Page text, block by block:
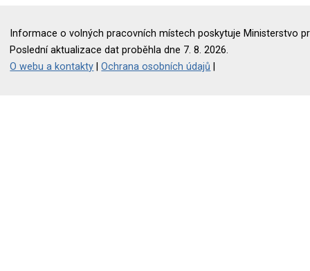
Informace o volných pracovních místech poskytuje Ministerstvo
Poslední aktualizace dat proběhla dne 7. 8. 2026.
O webu a kontakty |Ochrana osobních údajů